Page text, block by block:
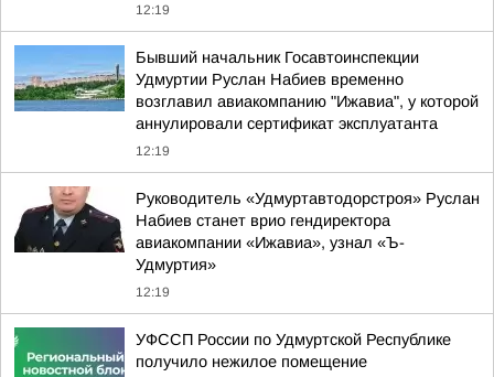
12:19
Бывший начальник Госавтоинспекции
Удмуртии Руслан Набиев временно
возглавил авиакомпанию "Ижавиа", у которой
аннулировали сертификат эксплуатанта
12:19
Руководитель «Удмуртавтодорстроя» Руслан
Набиев станет врио гендиректора
авиакомпании «Ижавиа», узнал «Ъ-
Удмуртия»
12:19
УФССП России по Удмуртской Республике
получило нежилое помещение